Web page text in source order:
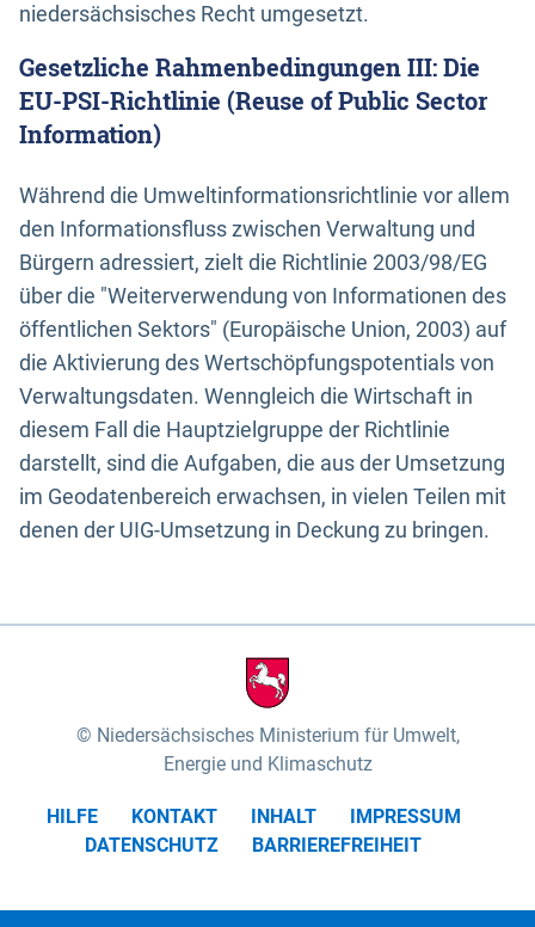
niedersächsisches Recht umgesetzt.
Gesetzliche Rahmenbedingungen III: Die
EU-PSI-Richtlinie (Reuse of Public Sector
Information)
Während die Umweltinformationsrichtlinie vor allem
den Informationsfluss zwischen Verwaltung und
Bürgern adressiert, zielt die Richtlinie 2003/98/EG
über die "Weiterverwendung von Informationen des
öffentlichen Sektors" (Europäische Union, 2003) auf
die Aktivierung des Wertschöpfungspotentials von
Verwaltungsdaten. Wenngleich die Wirtschaft in
diesem Fall die Hauptzielgruppe der Richtlinie
darstellt, sind die Aufgaben, die aus der Umsetzung
im Geodatenbereich erwachsen, in vielen Teilen mit
denen der UIG-Umsetzung in Deckung zu bringen.
Niedersächsisches Ministerium für Umwelt,
Energie und Klimaschutz
HILFE KONTAKT INHALT
IMPRESSUM
DATENSCHUTZ
BARRIEREFREIHEIT